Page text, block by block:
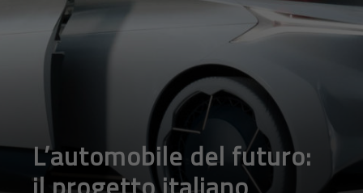
Auto elettriche: quali
saranno le novità del